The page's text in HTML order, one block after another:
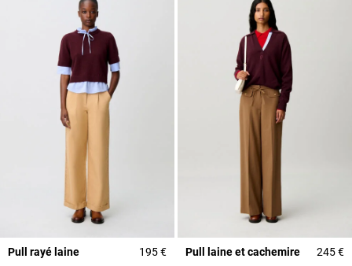
Pull rayé laine 195 € Pull laine et cachemire 245 €